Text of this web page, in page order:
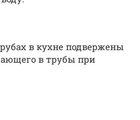
в кухне подвержены
в трубы при